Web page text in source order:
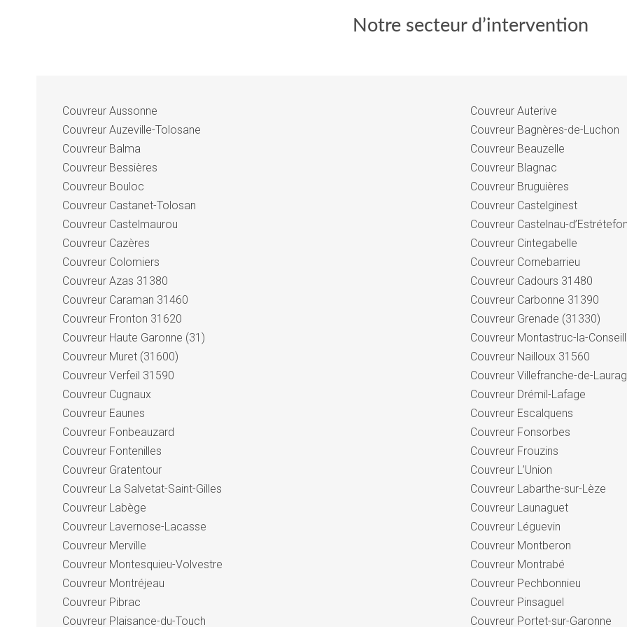
Notre secteur d’intervention
Couvreur Aussonne
Couvreur Auterive
Couvreur Auzeville-Tolosane
Couvreur Bagnères-de-Luchon
Couvreur Balma
Couvreur Beauzelle
Couvreur Bessières
Couvreur Blagnac
Couvreur Bouloc
Couvreur Bruguières
Couvreur Castanet-Tolosan
Couvreur Castelginest
Couvreur Castelmaurou
Couvreur Castelnau-
Couvreur Cazères
Couvreur Cintegabelle
Couvreur Colomiers
Couvreur Cornebarrieu
Couvreur Azas 31380
Couvreur Cadours 31480
Couvreur Caraman 31460
Couvreur Carbonne 31390
Couvreur Fronton 31620
Couvreur Grenade (31330)
Couvreur Haute Garonne (31)
Couvreur Montastruc-la-
Couvreur Muret (31600)
Couvreur Nailloux 31560
Couvreur Verfeil 31590
Couvreur Villefranche-de-
Couvreur Cugnaux
Couvreur Drémil-Lafage
Couvreur Eaunes
Couvreur Escalquens
Couvreur Fonbeauzard
Couvreur Fonsorbes
Couvreur Fontenilles
Couvreur Frouzins
Couvreur Gratentour
Couvreur L’Union
Couvreur La Salvetat-Saint-Gilles
Couvreur Labarthe-sur-Lèze
Couvreur Labège
Couvreur Launaguet
Couvreur Lavernose-Lacasse
Couvreur Léguevin
Couvreur Merville
Couvreur Montberon
Couvreur Montesquieu-Volvestre
Couvreur Montrabé
Couvreur Montréjeau
Couvreur Pechbonnieu
Couvreur Pibrac
Couvreur Pinsaguel
Couvreur Plaisance-du-Touch
Couvreur Portet-sur-Garonne